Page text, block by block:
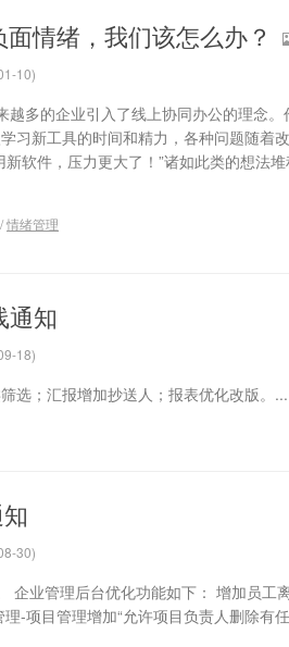
情绪，我们该怎么办？
10)
多的企业引入了线上协同办公的理念。
习新工具的时间和精力，各种问题随着
软件，压力更大了！”诸如此类的想法
/情绪管理
通知
18)
选；汇报增加抄送人；报表优化改版。...
30)
企业管理后台优化功能如下： 增加员工
-项目管理增加“允许项目负责人删除有